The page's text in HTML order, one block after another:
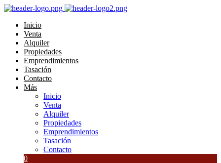
Inicio
Venta
Alquiler
Propiedades
Emprendimientos
Tasación
Contacto
Más
Inicio
Venta
Alquiler
Propiedades
Emprendimientos
Tasación
Contacto
0